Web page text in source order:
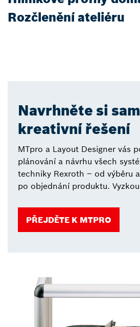
Rozčlenění ateliéru
Navrhněte si
kreativní řešení
MTpro a Layout Designer vás
plánování a návrhu všech
techniky Rexroth – od výběru
po objednání produktu.
PŘEJDĚTE K MTPRO